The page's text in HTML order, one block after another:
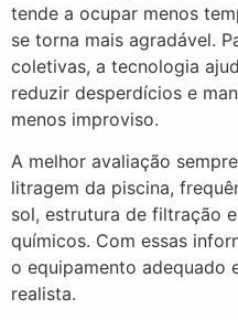
tende a ocupar menos
se torna mais agradável.
coletivas, a tecnologia
reduzir desperdícios e
menos improviso.
A melhor avaliação
litragem da piscina,
sol, estrutura de filtração
químicos. Com essas
o equipamento adequado
realista.